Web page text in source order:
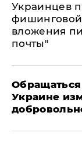
Украинцев
фишинговой
вложения
почты"
Украине